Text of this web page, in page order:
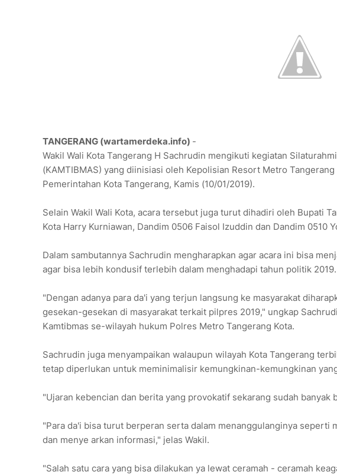
TANGERANG (wartamerdeka.info) -
‌Wakil Wali Kota Tangerang H Sachrudin mengikuti kegiatan
(KAMTIBMAS) yang diinisiasi oleh Kepolisian Resort Metro
Pemerintahan Kota Tangerang, Kamis (10/01/2019).
Selain Wakil Wali Kota, acara tersebut juga turut dihadiri oleh Bupati
Kota Harry Kurniawan, Dandim 0506 Faisol Izuddin dan Dandim 0510
Dalam sambutannya Sachrudin mengharapkan agar acara ini bisa
agar bisa lebih kondusif terlebih dalam menghadapi tahun politik 2019.
"Dengan adanya para da'i yang terjun langsung ke masyarakat
gesekan-gesekan di masyarakat terkait pilpres 2019," ungkap
Kamtibmas se-wilayah hukum Polres Metro Tangerang Kota.
Sachrudin juga menyampaikan walaupun wilayah Kota Tangerang
tetap diperlukan untuk meminimalisir kemungkinan-kemungkinan
"Ujaran kebencian dan berita yang provokatif sekarang sudah banyak
"Para da'i bisa turut berperan serta dalam menanggulanginya seperti
dan menye arkan informasi," jelas Wakil.
"Salah satu cara yang bisa dilakukan ya lewat ceramah - ceramah